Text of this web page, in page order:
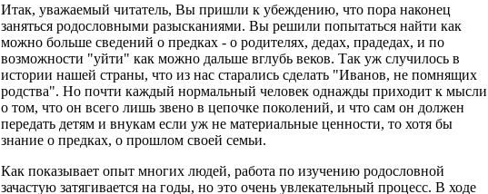
Итак, уважаемый читатель, Вы пришли к убеждению, что пора наконец
заняться родословными разысканиями. Вы решили попытаться найти как
можно больше сведений о предках - о родителях, дедах, прадедах, и по
возможности "уйти" как можно дальше вглубь веков. Так уж случилось в
истории нашей страны, что из нас старались сделать "Иванов, не помнящих
родства". Но почти каждый нормальный человек однажды приходит к мысли
о том, что он всего лишь звено в цепочке поколений, и что сам он должен
передать детям и внукам если уж не материальные ценности, то хотя бы
знание о предках, о прошлом своей семьи.
Как показывает опыт многих людей, работа по изучению родословной
зачастую затягивается на годы, но это очень увлекательный процесс. В ходе